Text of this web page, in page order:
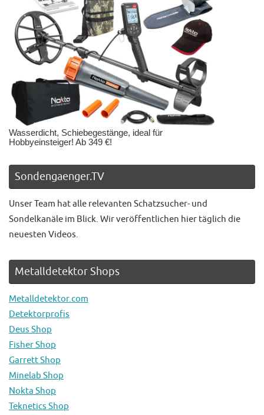
Wasserdicht, Schiebegestänge, ideal für
Hobbyeinsteiger! Ab 349 €!
Sondengaenger.TV
Unser Team hat alle relevanten Schatzsucher- und
Sondelkanäle im Blick. Wir veröffentlichen hier täglich die
neuesten Videos.
Metalldetektor Shops
Metalldetektor.com
Detektorprofis
Deus Shop
Fisher Shop
Garrett Shop
Minelab Shop
Nokta Shop
Teknetics Shop